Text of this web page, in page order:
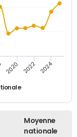
2020 2022 2024
Moyenne
nationale